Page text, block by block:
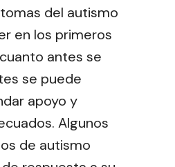
del autismo
en los primeros
antes se
se puede
apoyo y
Algunos
de autismo